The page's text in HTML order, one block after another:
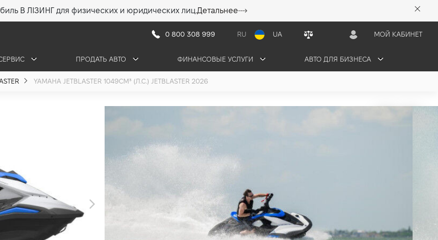
В ЛІЗИНГ для физических и юридических лиц.Детальнее
0 800 308 999 RU UA МОЙ КАБИНЕТ
ПРОДАТЬ АВТО ФИНАНСОВЫЕ УСЛУГИ АВТО ДЛЯ БИЗНЕСА
YAMAHA JETBLASTER 1049СМ³ (Л.С.) JETBLASTER 2026
656 250 грн
ПОЛУЧИТЬ КОНСУЛЬТАЦИЮ